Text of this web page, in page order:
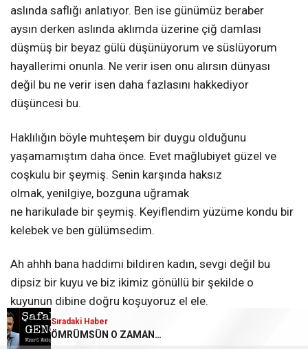
Sıradaki Haber
ÖMRÜMSÜN O ZAMAN…
aslında saflığı anlatıyor. Ben ise günümüz beraber
aysın derken aslında aklımda üzerine çiğ damlası
düşmüş bir beyaz gülü düşünüyorum ve süslüyorum
hayallerimi onunla. Ne verir isen onu alırsın dünyası
değil bu ne verir isen daha fazlasını hakkediyor
düşüncesi bu.
Haklılığın böyle muhteşem bir duygu olduğunu
yaşamamıştım daha önce. Evet mağlubiyet güzel ve
coşkulu bir şeymiş. Senin karşında haksız
olmak, yenilgiye, bozguna uğramak
ne harikulade bir şeymiş. Keyiflendim yüzüme kondu bir
kelebek ve ben gülümsedim.
Ah ahhh bana haddimi bildiren kadın, sevgi değil bu
dipsiz bir kuyu ve biz ikimiz gönüllü bir şekilde o
kuyunun dibine doğru koşuyoruz el ele.
Bak ikinci ben sana günüm güneşim dediysem beni